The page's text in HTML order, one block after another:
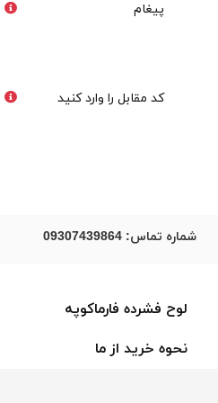
پیغام
کد مقابل را وارد کنید
شماره تماس: 09307439864
لوح فشرده فارماکوپه
نحوه خرید از ما